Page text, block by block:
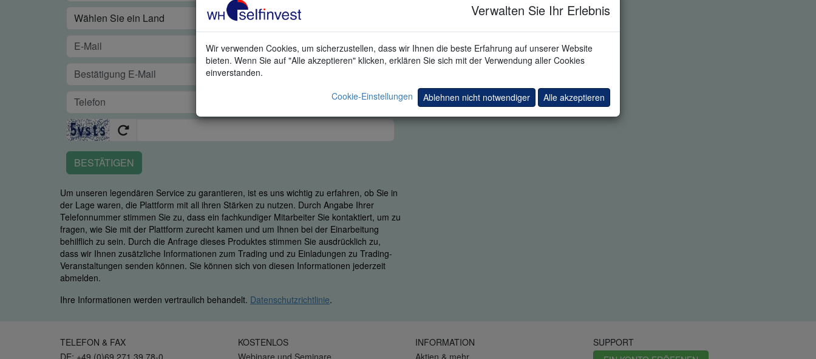
Verwalten Sie Ihr Erlebnis
Wir verwenden Cookies, um sicherzustellen, dass wir Ihnen die beste Erfahrung auf unserer Website
bieten. Wenn Sie auf "Alle akzeptieren" klicken, erklären Sie sich mit der Verwendung aller Cookies
einverstanden.
Cookie-Einstellungen
Ablehnen nicht notwendiger Alle akzeptieren
BESTÄTIGEN
Um unseren legendären Service zu garantieren, ist es uns wichtig zu erfahren, ob Sie in
der Lage waren, die Plattform mit all ihren Stärken zu nutzen. Durch Angabe Ihrer
Telefonnummer stimmen Sie zu, dass ein fachkundiger Mitarbeiter Sie kontaktiert, um zu
fragen, wie Sie mit der Plattform zurecht kamen und um Ihnen bei der Einarbeitung
behilflich zu sein. Durch die Anfrage dieses Produktes stimmen Sie ausdrücklich zu,
dass wir Ihnen zusätzliche Informationen zum Trading und zu Einladungen zu Trading-
Veranstaltungen senden können. Sie können sich von diesen Informationen jederzeit
abmelden.
Ihre Informationen werden vertraulich behandelt. Datenschutzrichtlinie.
TELEFON & FAX
KOSTENLOS
INFORMATION
SUPPORT